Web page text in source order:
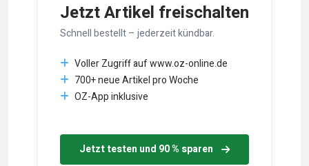
Jetzt Artikel freischalten
Schnell bestellt – jederzeit kündbar.
Voller Zugriff auf www.oz-online.de
700+ neue Artikel pro Woche
OZ-App inklusive
Jetzt testen und 90 % sparen